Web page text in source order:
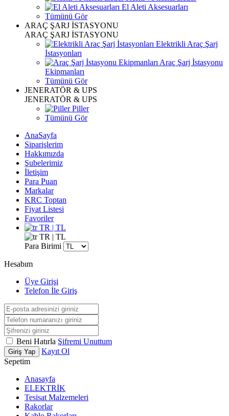
El Aleti Aksesuarları
Tümünü Gör
ARAÇ ŞARJ İSTASYONU
ARAÇ ŞARJ İSTASYONU
Elektrikli Araç Şarj
İstasyonları
Araç Şarj İstasyonu
Ekipmanları
Tümünü Gör
JENERATÖR & UPS
JENERATÖR & UPS
Piller
Tümünü Gör
AnaSayfa
Siparişlerim
Hakkımızda
Şubelerimiz
İletişim
Para Puan
Markalar
KRC Toptan
Fiyat Listesi
Favoriler
TR | TL
TR | TL
Para Birimi
Hesabım
Üye Girişi
Telefon İle Giriş
Beni Hatırla Şifremi Unuttum
Giriş Yap
Kayıt Ol
Sepetim
Anasayfa
ELEKTRİK
Tesisat Malzemeleri
Rakorlar